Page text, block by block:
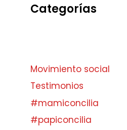
Categorías
Movimiento social
Testimonios
#mamiconcilia
#papiconcilia